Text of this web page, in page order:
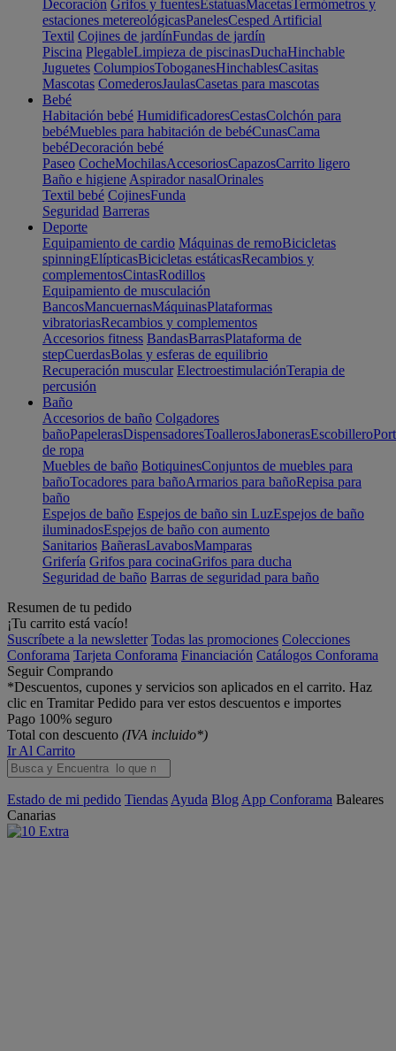
Decoración Grifos y fuentesEstatuasMacetasTermómetros y
estaciones metereológicasPanelesCesped Artificial
Textil Cojines de jardínFundas de jardín
Piscina PlegableLimpieza de piscinasDuchaHinchable
Juguetes ColumpiosToboganesHinchablesCasitas
Mascotas ComederosJaulasCasetas para mascotas
Bebé
Habitación bebé HumidificadoresCestasColchón para
bebéMuebles para habitación de bebéCunasCama
bebéDecoración bebé
Paseo CocheMochilasAccesoriosCapazosCarrito ligero
Baño e higiene Aspirador nasalOrinales
Textil bebé CojinesFunda
Seguridad Barreras
Deporte
Equipamiento de cardio Máquinas de remoBicicletas
spinningElípticasBicicletas estáticasRecambios y
complementosCintasRodillos
Equipamiento de musculación
BancosMancuernasMáquinasPlataformas
vibratoriasRecambios y complementos
Accesorios fitness BandasBarrasPlataforma de
stepCuerdasBolas y esferas de equilibrio
Recuperación muscular ElectroestimulaciónTerapia de
percusión
Baño
Accesorios de baño Colgadores
bañoPapelerasDispensadoresToallerosJabonerasEscobillero
de ropa
Muebles de baño BotiquinesConjuntos de muebles para
bañoTocadores para bañoArmarios para bañoRepisa para
baño
Espejos de baño Espejos de baño sin LuzEspejos de baño
iluminadosEspejos de baño con aumento
Sanitarios BañerasLavabosMamparas
Grifería Grifos para cocinaGrifos para ducha
Seguridad de baño Barras de seguridad para baño
Resumen de tu pedido
¡Tu carrito está vacío!
Suscríbete a la newsletter Todas las promociones Colecciones
Conforama Tarjeta Conforama Financiación Catálogos Conforama
Seguir Comprando
*Descuentos, cupones y servicios son aplicados en el carrito. Haz
clic en Tramitar Pedido para ver estos descuentos e importes
Pago 100% seguro
Total con descuento (IVA incluido*)
Ir Al Carrito
Estado de mi pedido Tiendas Ayuda Blog App Conforama Baleares
Canarias